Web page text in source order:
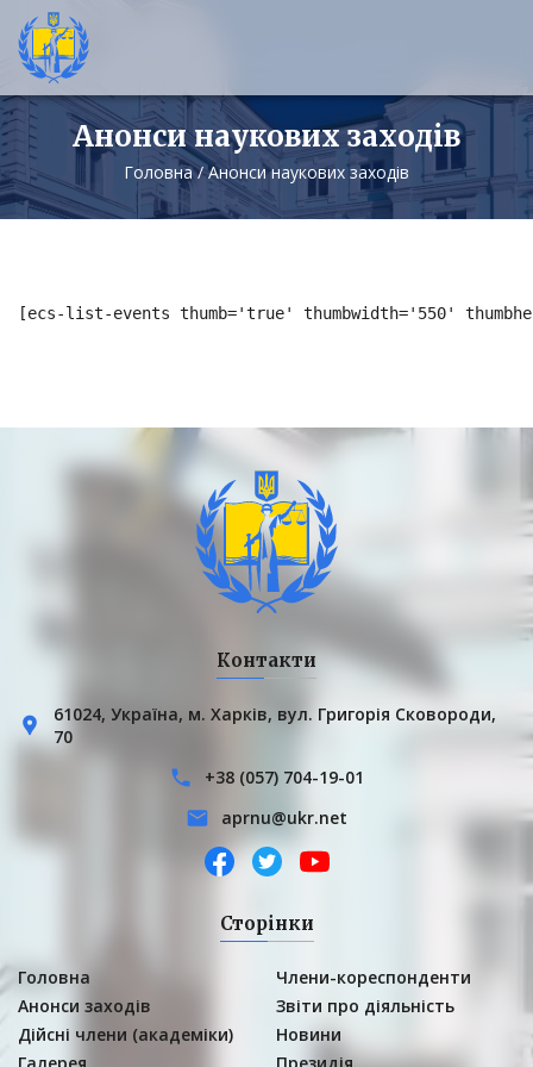
Анонси наукових заходів
Головна/Анонси наукових заходів
[ecs-list-events thumb='true' thumbwidth='550'
Контакти
61024, Українa, м. Харків, вул. Григорія Сковороди,
70
+38 (057) 704-19-01
aprnu@ukr.net
Сторінки
Головна
Анонси заходів
Дійсні члени (академіки)
Члени-кореспонденти
Звіти про діяльність
Новини